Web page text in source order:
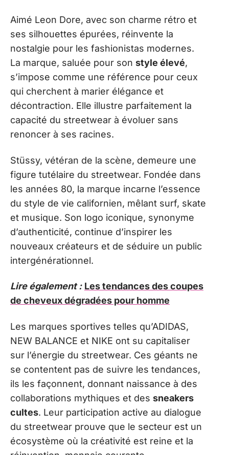
Aimé Leon Dore, avec son charme rétro et
ses silhouettes épurées, réinvente la
nostalgie pour les fashionistas modernes.
La marque, saluée pour son style élevé,
s’impose comme une référence pour ceux
qui cherchent à marier élégance et
décontraction. Elle illustre parfaitement la
capacité du streetwear à évoluer sans
renoncer à ses racines.
Stüssy, vétéran de la scène, demeure une
figure tutélaire du streetwear. Fondée dans
les années 80, la marque incarne l’essence
du style de vie californien, mêlant surf, skate
et musique. Son logo iconique, synonyme
d’authenticité, continue d’inspirer les
nouveaux créateurs et de séduire un public
intergénérationnel.
Lire également : Les tendances des coupes
de cheveux dégradées pour homme
Les marques sportives telles qu’ADIDAS,
NEW BALANCE et NIKE ont su capitaliser
sur l’énergie du streetwear. Ces géants ne
se contentent pas de suivre les tendances,
ils les façonnent, donnant naissance à des
collaborations mythiques et des sneakers
cultes. Leur participation active au dialogue
du streetwear prouve que le secteur est un
écosystème où la créativité est reine et la